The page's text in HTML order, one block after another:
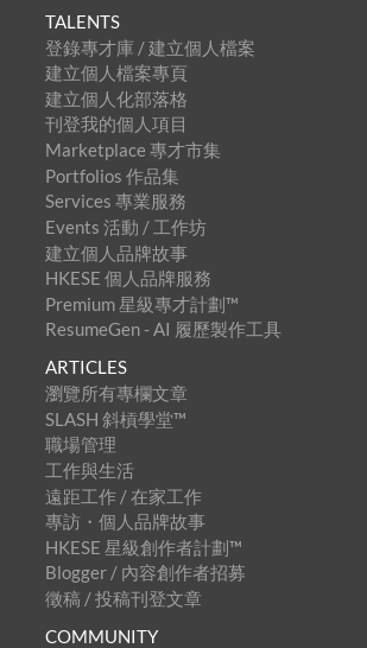
TALENTS
登錄專才庫 / 建立個人檔案
建立個人檔案專頁
建立個人化部落格
刊登我的個人項目
Marketplace 專才市集
Portfolios 作品集
Services 專業服務
Events 活動 / 工作坊
建立個人品牌故事
HKESE 個人品牌服務
Premium 星級專才計劃™
ResumeGen - AI 履歷製作工具
ARTICLES
瀏覽所有專欄文章
SLASH 斜槓學堂™
職場管理
工作與生活
遠距工作 / 在家工作
專訪・個人品牌故事
HKESE 星級創作者計劃™
Blogger / 內容創作者招募
徵稿 / 投稿刊登文章
COMMUNITY